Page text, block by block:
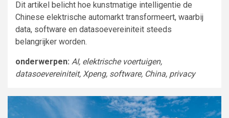
Dit artikel belicht hoe kunstmatige intelligentie de
Chinese elektrische automarkt transformeert, waarbij
data, software en datasoevereiniteit steeds
belangrijker worden.
onderwerpen: AI, elektrische voertuigen,
datasoevereiniteit, Xpeng, software, China, privacy